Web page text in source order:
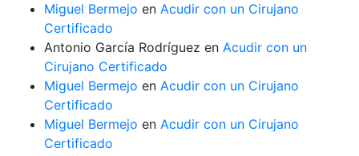
Miguel Bermejo en Acudir con un Cirujano
Certificado
Antonio García Rodríguez en Acudir con un
Cirujano Certificado
Miguel Bermejo en Acudir con un Cirujano
Certificado
Miguel Bermejo en Acudir con un Cirujano
Certificado